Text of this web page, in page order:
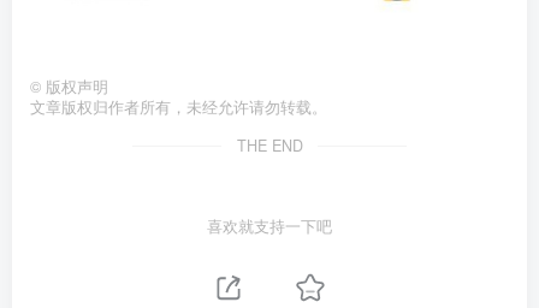
© 版权声明
文章版权归作者所有，未经允许请勿转载。
THE END
喜欢就支持一下吧